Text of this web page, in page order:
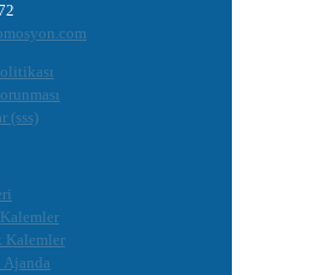
(sss)
Kalemler
Ajanda